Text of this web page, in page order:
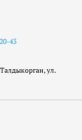
43
ул.